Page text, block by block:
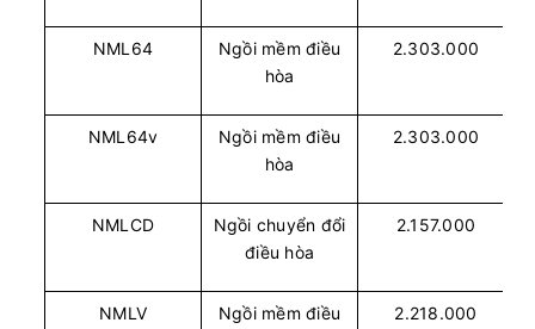
NML64
Ngồi mềm điều
hòa
2.303.000
NML64v
Ngồi mềm điều
hòa
2.303.000
NMLCD
Ngồi chuyển đổi
điều hòa
2.157.000
NMLV
Ngồi mềm điều
2.218.000